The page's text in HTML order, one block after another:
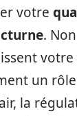
votre
.
votre
un
la